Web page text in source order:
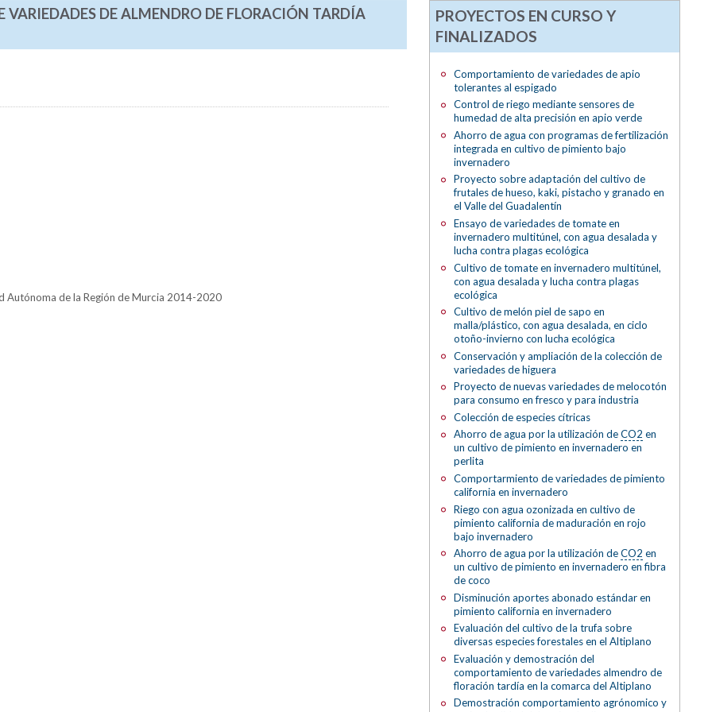
DE ALMENDRO DE FLORACIÓN TARDÍA
Autónoma de la Región de Murcia 2014-2020
PROYECTOS EN CURSO Y
FINALIZADOS
Comportamiento de variedades de apio
tolerantes al espigado
Control de riego mediante sensores de
humedad de alta precisión en apio verde
Ahorro de agua con programas de fertilización
integrada en cultivo de pimiento bajo
invernadero
Proyecto sobre adaptación del cultivo de
frutales de hueso, kaki, pistacho y granado en
el Valle del Guadalentín
Ensayo de variedades de tomate en
invernadero multitúnel, con agua desalada y
lucha contra plagas ecológica
Cultivo de tomate en invernadero multitúnel,
con agua desalada y lucha contra plagas
ecológica
Cultivo de melón piel de sapo en
malla/plástico, con agua desalada, en ciclo
otoño-invierno con lucha ecológica
Conservación y ampliación de la colección de
variedades de higuera
Proyecto de nuevas variedades de melocotón
para consumo en fresco y para industria
Colección de especies cítricas
Ahorro de agua por la utilización deCO2 en
un cultivo de pimiento en invernadero en
perlita
Comportarmiento de variedades de pimiento
california en invernadero
Riego con agua ozonizada en cultivo de
pimiento california de maduración en rojo
bajo invernadero
Ahorro de agua por la utilización deCO2 en
un cultivo de pimiento en invernadero en fibra
de coco
Disminución aportes abonado estándar en
pimiento california en invernadero
Evaluación del cultivo de la trufa sobre
diversas especies forestales en el Altiplano
Evaluación y demostración del
comportamiento de variedades almendro de
floración tardía en la comarca del Altiplano
Demostración comportamiento agrónomico y